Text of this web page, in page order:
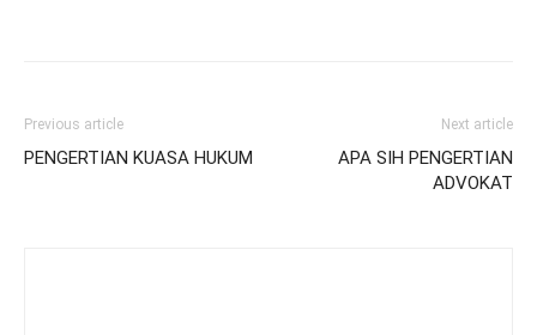
Previous article
PENGERTIAN KUASA HUKUM
Next article
APA SIH PENGERTIAN
ADVOKAT